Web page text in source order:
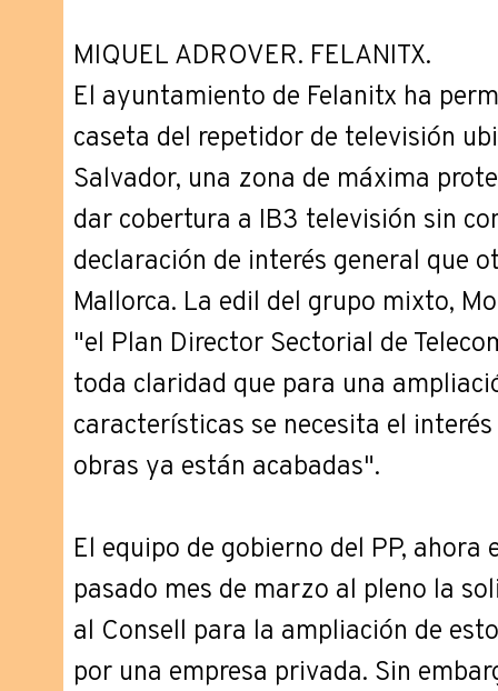
MIQUEL ADROVER. FELANITX.
El ayuntamiento de Felanitx ha
caseta del repetidor de televisión
Salvador, una zona de máxima
dar cobertura a IB3 televisión sin
declaración de interés general que
Mallorca. La edil del grupo mixto,
"el Plan Director Sectorial de
toda claridad que para una
características se necesita el
obras ya están acabadas".
El equipo de gobierno del PP, ahora
pasado mes de marzo al pleno la
al Consell para la ampliación de
por una empresa privada. Sin